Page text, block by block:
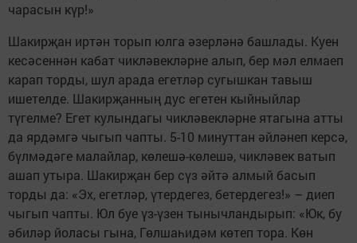
чарасын күр!»
Шакирҗан иртән торып юлга әзерләнә башлады. Куен
кесәсеннән кабат чикләвекләрне алып, бер мәл елмаеп
карап торды, шул арада егетләр сугышкан тавыш
ишетелде. Шакирҗанның дус егетен кыйныйлар
түгелме? Егет кулындагы чикләвекләрне ятагына атты
да ярдәмгә чыгып чапты. 5-10 минуттан әйләнеп керсә,
бүлмәдәге малайлар, көлешә-көлешә, чикләвек ватып
ашап утыра. Шакирҗан бер сүз әйтә алмый басып
торды да: «Эх, егетләр, үтердегез, бетердегез!» – диеп
чыгып чапты. Юл буе үз-үзен тынычландырып: «Юк, бу
әбиләр йоласы гына, Гөлшаһидәм көтеп тора. Көн